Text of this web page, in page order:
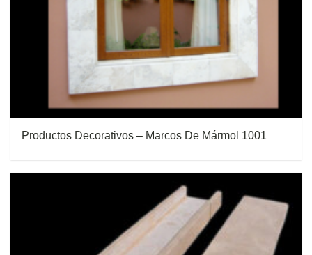
Productos Decorativos – Marcos De Mármol 1001